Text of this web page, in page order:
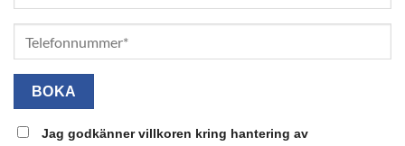
Jag godkänner villkoren kring hantering av